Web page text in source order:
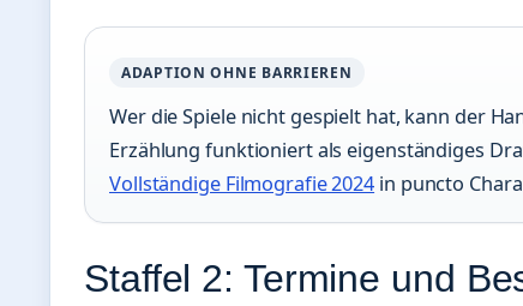
ADAPTION OHNE BARRIEREN
Wer die Spiele nicht gespielt hat, kann der
Erzählung funktioniert als eigenständiges
Vollständige Filmografie 2024 in puncto
Staffel 2: Termine und